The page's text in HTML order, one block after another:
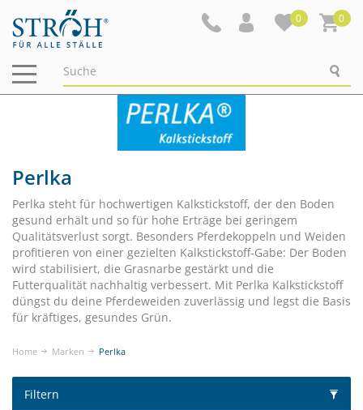
0 0
Navigation
ein-/ausblenden
Perlka
Perlka steht für hochwertigen Kalkstickstoff, der den Boden
gesund erhält und so für hohe Erträge bei geringem
Qualitätsverlust sorgt. Besonders Pferdekoppeln und Weiden
profitieren von einer gezielten Kalkstickstoff-Gabe: Der Boden
wird stabilisiert, die Grasnarbe gestärkt und die
Futterqualität nachhaltig verbessert. Mit Perlka Kalkstickstoff
düngst du deine Pferdeweiden zuverlässig und legst die Basis
für kräftiges, gesundes Grün.
Home Marken Perlka
Filtern